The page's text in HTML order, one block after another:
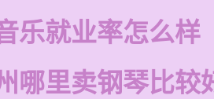
乐就业率怎么样
哪里卖钢琴比较